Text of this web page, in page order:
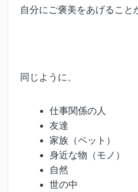
自分にご褒美をあげること
同じように、
仕事関係の人
友達
家族（ペット）
身近な物（モノ）
自然
世の中